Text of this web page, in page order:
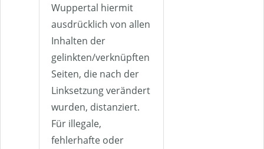
Wuppertal hiermit
ausdrücklich von allen
Inhalten der
gelinkten/verknüpften
Seiten, die nach der
Linksetzung verändert
wurden, distanziert.
Für illegale,
fehlerhafte oder